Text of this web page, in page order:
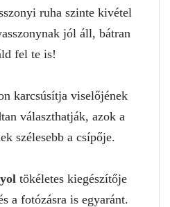
ruha szinte kivétel
jól áll, bátran
fel te is!
karcsúsítja viselőjének
választhatják, azok a
szélesebb a csípője.
tökéletes kiegészítője
a fotózásra is egyaránt.